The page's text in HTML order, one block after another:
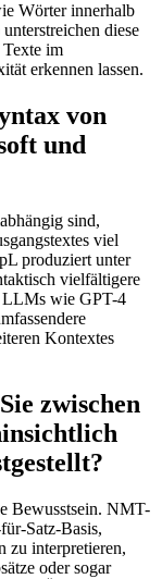
Wörter innerhalb
diese
im
erkennen lassen.
von
und
sind,
viel
produziert unter
vielfältigere
LLMs wie GPT-4
Kontextes
zwischen
Bewusstsein. NMT-
Satz-Basis,
zu interpretieren,
oder sogar